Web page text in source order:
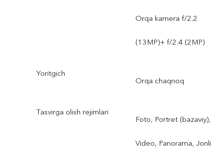
Orqa kamera f/2.2
(13MP)+ f/2.4 (2MP)
Yoritgich
Orqa chaqnoq
Tasvirga olish rejimlari
Foto, Portret (bazaviy),
Video, Panorama, Jonli